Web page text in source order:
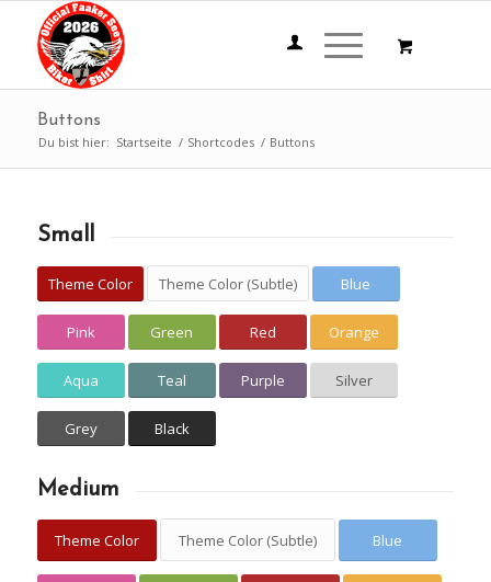
Buttons
Du bist hier: Startseite / Shortcodes / Buttons
Small
Theme Color Theme Color (Subtle) Blue
Pink Green Red Orange
Aqua Teal Purple Silver
Grey Black
Medium
Theme Color Theme Color (Subtle) Blue